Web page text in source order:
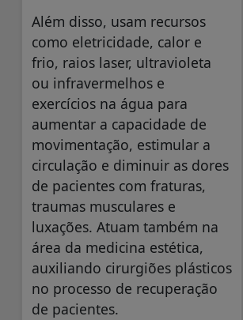
Além disso, usam recursos
como eletricidade, calor e
frio, raios laser, ultravioleta
ou infravermelhos e
exercícios na água para
aumentar a capacidade de
movimentação, estimular a
circulação e diminuir as dores
de pacientes com fraturas,
traumas musculares e
luxações. Atuam também na
área da medicina estética,
auxiliando cirurgiões plásticos
no processo de recuperação
de pacientes.